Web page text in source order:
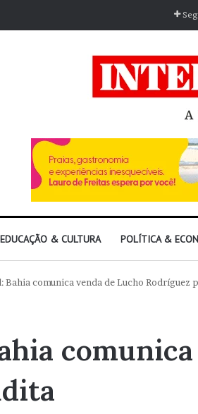
EDUCAÇÃO & CULTURA POLÍTICA &
Bahia comunica venda de Lucho Rodríguez